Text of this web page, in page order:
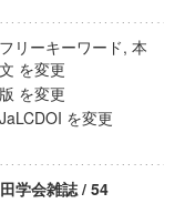
フリーキーワード, 本
文 を変更
版 を変更
JaLCDOI を変更
学会雑誌 / 54